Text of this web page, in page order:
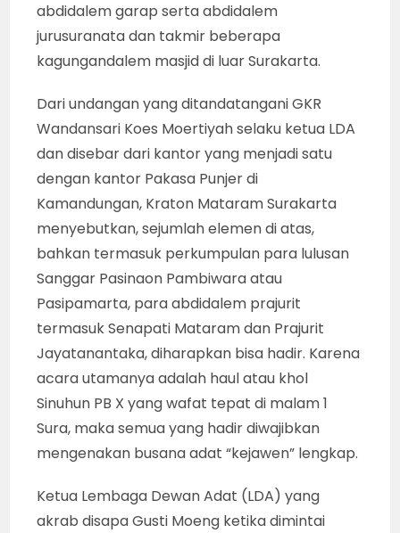
abdidalem garap serta abdidalem
jurusuranata dan takmir beberapa
kagungandalem masjid di luar Surakarta.
Dari undangan yang ditandatangani GKR
Wandansari Koes Moertiyah selaku ketua LDA
dan disebar dari kantor yang menjadi satu
dengan kantor Pakasa Punjer di
Kamandungan, Kraton Mataram Surakarta
menyebutkan, sejumlah elemen di atas,
bahkan termasuk perkumpulan para lulusan
Sanggar Pasinaon Pambiwara atau
Pasipamarta, para abdidalem prajurit
termasuk Senapati Mataram dan Prajurit
Jayatanantaka, diharapkan bisa hadir. Karena
acara utamanya adalah haul atau khol
Sinuhun PB X yang wafat tepat di malam 1
Sura, maka semua yang hadir diwajibkan
mengenakan busana adat “kejawen” lengkap.
Ketua Lembaga Dewan Adat (LDA) yang
akrab disapa Gusti Moeng ketika dimintai